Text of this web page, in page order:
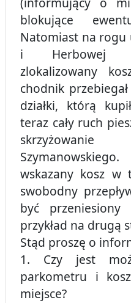
blokujące
Natomiast na rogu
i Herbowej
zlokalizowany
chodnik
działki, którą
teraz cały ruch
wskazany kosz w
swobodny
być
przykład na drugą
Stąd proszę o
1. Czy jest
parkometru i
miejsce?